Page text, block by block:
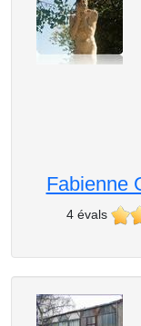
Fabienne
4 évals